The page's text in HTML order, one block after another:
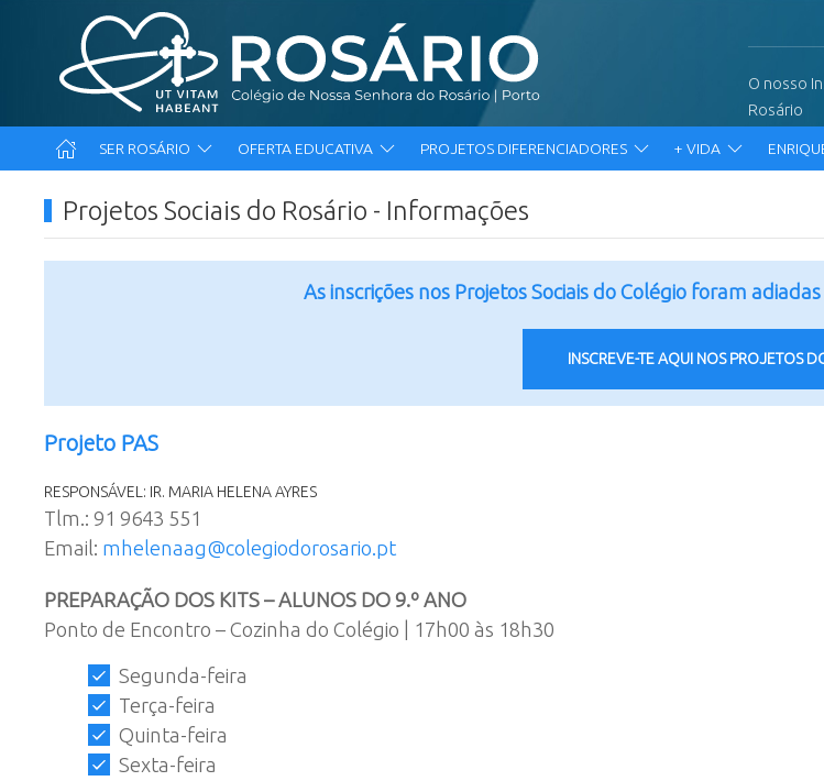
O nosso
Rosário
SER ROSÁRIO OFERTA EDUCATIVA PROJETOS DIFERENCIADORES + VIDA
Projetos Sociais do Rosário - Informações
As inscrições nos Projetos Sociais do Colégio foram
INSCREVE-TE AQUI NOS PROJETOS
Projeto PAS
RESPONSÁVEL: IR. MARIA HELENA AYRES
Tlm.: 91 9643 551
Email: mhelenaag@colegiodorosario.pt
PREPARAÇÃO DOS KITS – ALUNOS DO 9.º ANO
Ponto de Encontro – Cozinha do Colégio | 17h00 às 18h30
Segunda-feira
Terça-feira
Quinta-feira
Sexta-feira